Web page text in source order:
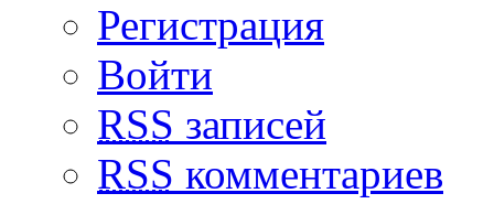
Регистрация
Войти
RSS записей
RSS комментариев